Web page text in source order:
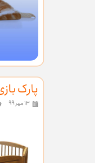
پارک
۱۳ مهر ۹۹